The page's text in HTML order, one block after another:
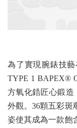
為了實現腕錶技
TYPE 1 BAPEX®
方氧化鋯匠心鍛
外觀。36顆五彩斑
姿使其成為一款飽